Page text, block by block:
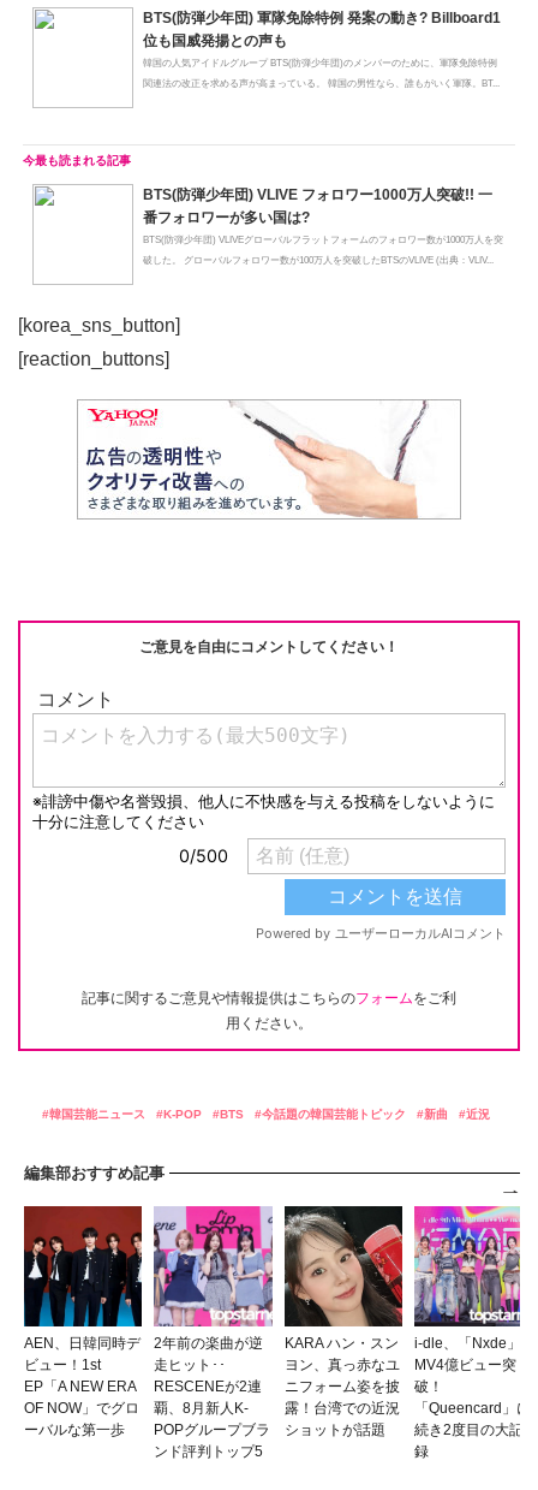
BTS(防弾少年団) 軍隊免除特例 発案の動き? Billboard1
位も国威発揚との声も
韓国の人気アイドルグループ BTS(防弾少年団)のメンバーのために、軍隊免除特例
関連法の改正を求める声が高まっている。 韓国の男性なら、誰もがいく軍隊。BT...
BTS(防弾少年団) VLIVE フォロワー1000万人突破!! 一
番フォロワーが多い国は?
BTS(防弾少年団) VLIVEグローバルフラットフォームのフォロワー数が1000万人を突
破した。 グローバルフォロワー数が100万人を突破したBTSのVLIVE (出典：VLIV...
[korea_sns_button]
[reaction_buttons]
ご意見を自由にコメントしてください！
記事に関するご意見や情報提供はこちらのフォームをご利
用ください。
韓国芸能ニュース K-POP BTS 今話題の韓国芸能トピック 新曲 近況
編集部おすすめ記事
AEN、日韓同時デ
ビュー！1st
EP「A NEW ERA
OF NOW」でグロ
ーバルな第一歩
2年前の楽曲が逆
走ヒット･･
RESCENEが2連
覇、8月新人K-
POPグループブラ
ンド評判トップ5
KARA ハン・スン
ヨン、真っ赤なユ
ニフォーム姿を披
露！台湾での近況
ショットが話題
i-dle、「Nxde」
MV4億ビュー突
破！
「Queencard」に
続き2度目の大記
録